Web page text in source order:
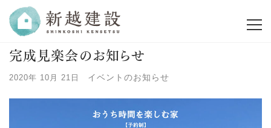
完成見楽会のお知らせ
2020年 10月 21日 イベントのお知らせ